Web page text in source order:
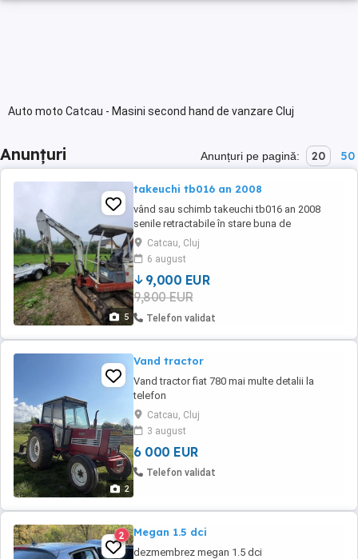
Auto moto Catcau - Masini second hand de vanzare Cluj
Anunțuri Anunțuri pe pagină: 20 50
5
takeuchi tb016 an 2008
vând sau schimb takeuchi tb016 an 2008
senile retractabile în stare buna de
funcționare toate schimburile efectuate
inclusiv ulei hidraulic vine echipat cu o cupa
de 40 si o cupa de 15 și 1 taluz 9000 euro neg
Catcau, Cluj
6 august
9,000 EUR
9,800 EUR
Telefon validat
2
Vand tractor
Vand tractor fiat 780 mai multe detalii la
telefon
Catcau, Cluj
3 august
6 000 EUR
Telefon validat
2 Megan 1.5 dci
dezmembrez megan 1.5 dci